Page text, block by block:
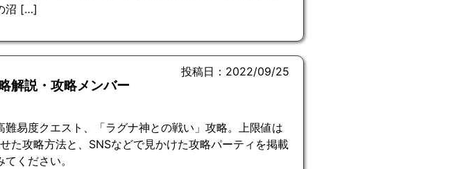
沼 […]
解説・攻略メンバー
投稿日：2022/09/25
易度クエスト、「ラグナ神との戦い」攻略。上限値は
た攻略方法と、SNSなどで見かけた攻略パーティを掲載
ください。